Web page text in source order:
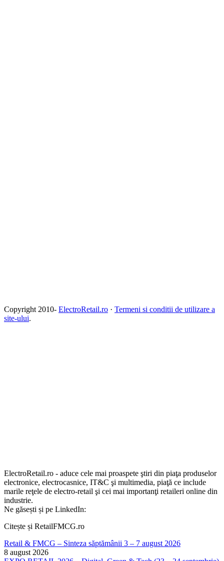
Copyright 2010- ElectroRetail.ro · Termeni si conditii de utilizare a
site-ului.
ElectroRetail.ro - aduce cele mai proaspete ştiri din piaţa produselor
electronice, electrocasnice, IT&C şi multimedia, piaţă ce include
marile reţele de electro-retail şi cei mai importanţi retaileri online din
industrie.
Ne găsești și pe LinkedIn:
Citește și RetailFMCG.ro
Retail & FMCG – Sinteza săptămânii 3 – 7 august 2026
8 august 2026